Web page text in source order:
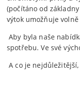
(počítáno od
výtok umožňuje
Aby byla naše
spotřebu. Ve své
A co je